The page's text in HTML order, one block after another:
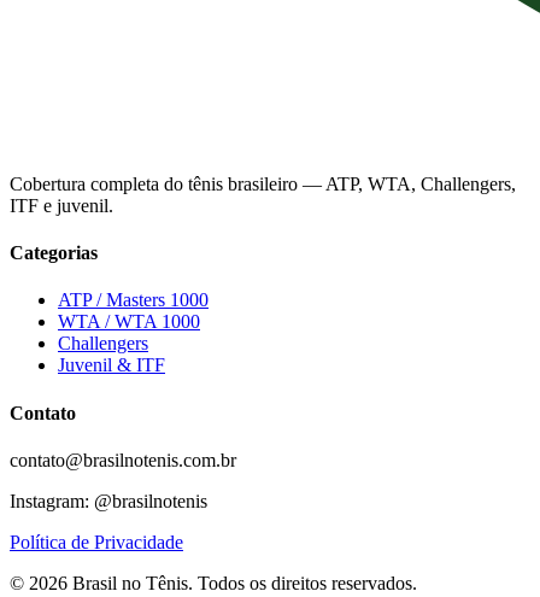
Cobertura completa do tênis brasileiro — ATP, WTA, Challengers,
ITF e juvenil.
Categorias
ATP / Masters 1000
WTA / WTA 1000
Challengers
Juvenil & ITF
Contato
contato@brasilnotenis.com.br
Instagram: @brasilnotenis
Política de Privacidade
© 2026 Brasil no Tênis. Todos os direitos reservados.